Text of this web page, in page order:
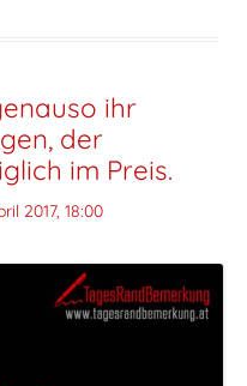
ihr
der
im Preis.
2017, 18:00